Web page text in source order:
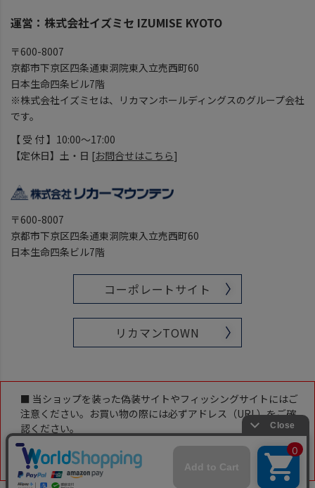
運営：株式会社イズミセ IZUMISE KYOTO
〒600-8007
京都市下京区四条通東洞院東入立売西町60
日本生命四条ビル7階
※株式会社イズミセは、リカマンホールディングスのグループ会社
です。
【 受 付 】10:00～17:00
【定休日】土・日 [お問合せはこちら]
〒600-8007
京都市下京区四条通東洞院東入立売西町60
日本生命四条ビル7階
コーポレートサイト
リカマンTOWN
■ 当ショップを装った偽装サイトやフィッシングサイトにはご
注意ください。お買い物の際には必ずアドレス（URL）をご確
認ください。
当ショップのアドレス（URL）は下記です。
「https://www.likaman-online.com/」